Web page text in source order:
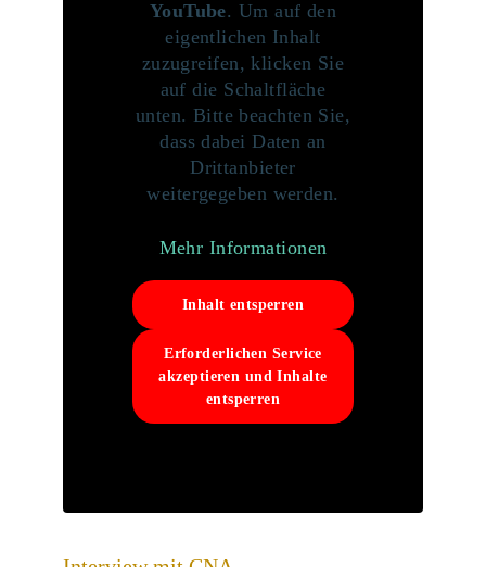
YouTube. Um auf den
eigentlichen Inhalt
zuzugreifen, klicken Sie
auf die Schaltfläche
unten. Bitte beachten Sie,
dass dabei Daten an
Drittanbieter
weitergegeben werden.
Mehr Informationen
Inhalt entsperren
Erforderlichen Service
akzeptieren und Inhalte
entsperren